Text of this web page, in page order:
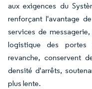
aux exigences du
renforçant l'avantage
services de
logistique des portes
revanche, conservent
densité d'arrêts,
plus lente.